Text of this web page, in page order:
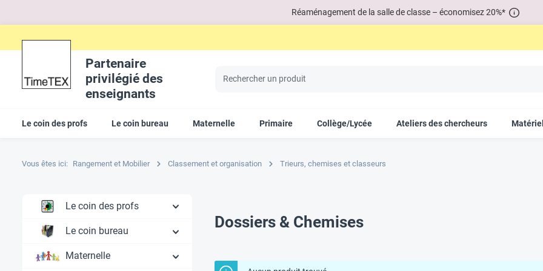
Réaménagement de la salle de classe – économisez 20%*
Partenaire
privilégié des
enseignants
Le coin des profs Le coin bureau Maternelle Primaire Collège/Lycée Ateliers des chercheurs
Vous êtes ici: Rangement et Mobilier Classement et organisation Trieurs, chemises et classeurs
Le coin des profs
Le coin bureau
Maternelle
Dossiers & Chemises